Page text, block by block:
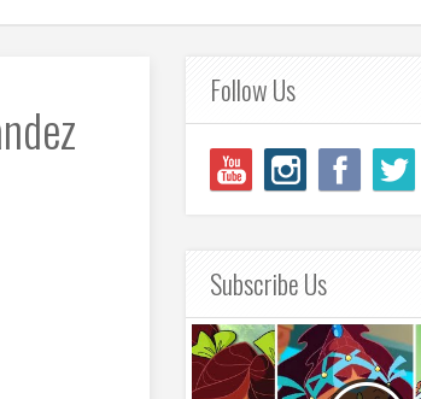
Follow Us
Subscribe Us